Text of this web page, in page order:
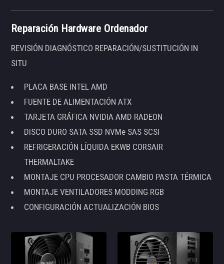
Reparación Hardware Ordenador
REVISIÓN DIAGNÓSTICO REPARACIÓN/SUSTITUCIÓN IN
SITU
PLACA BASE INTEL AMD
FUENTE DE ALIMENTACIÓN ATX
TARJETA GRÁFICA NVIDIA AMD RADEON
DISCO DURO SATA SSD NVMe SAS SCSI
REFRIGERACIÓN LÍQUIDA EKWB CORSAIR
THERMALTAKE
MONTAJE CPU PROCESADOR CAMBIO PASTA TÉRMICA
MONTAJE VENTILADORES MODDING RGB
CONFIGURACIÓN ACTUALIZACIÓN BIOS